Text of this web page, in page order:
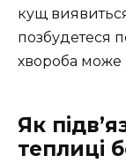
кущ
позбудетеся
хвороба може
Як
теплиці